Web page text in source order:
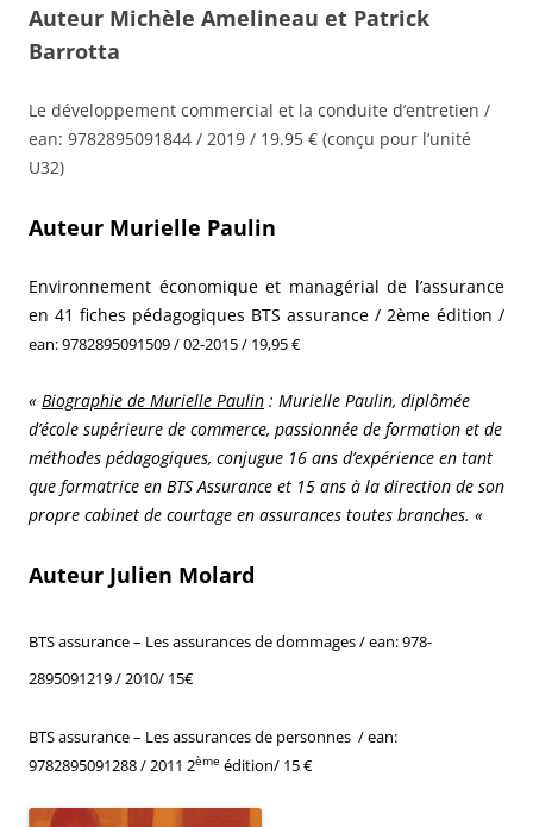
Auteur Michèle Amelineau et Patrick
Barrotta
Le développement commercial et la conduite d’entretien /
ean: 9782895091844 / 2019 / 19.95 € (conçu pour l’unité
U32)
Auteur Murielle Paulin
Environnement économique et managérial de l’assurance
en 41 fiches pédagogiques BTS assurance / 2ème édition /
ean: 9782895091509/ 02-2015 / 19,95 €
« Biographie de Murielle Paulin : Murielle Paulin, diplômée
d’école supérieure de commerce, passionnée de formation et de
méthodes pédagogiques, conjugue 16 ans d’expérience en tant
que formatrice en BTS Assurance et 15 ans à la direction de son
propre cabinet de courtage en assurances toutes branches. «
Auteur Julien Molard
BTS assurance – Les assurances de dommages / ean:978-
2895091219 / 2010/ 15€
BTS assurance – Les assurances de personnes / ean:
9782895091288 / 2011 2ème édition/ 15 €